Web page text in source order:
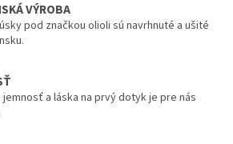
VÝROBA
pod značkou olioli sú navrhnuté a ušité
jemnosť a láska na prvý dotyk je pre nás